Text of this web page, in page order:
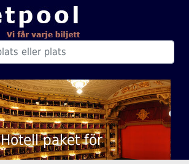
Hotell paket för